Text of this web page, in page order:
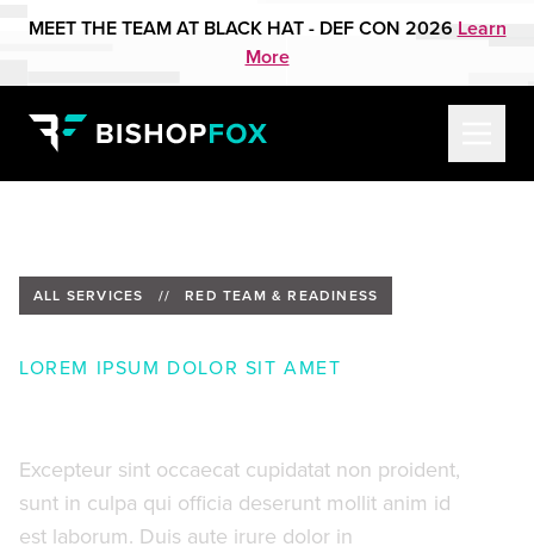
MEET THE TEAM AT BLACK HAT - DEF CON 2026 Learn
More
ALL SERVICES // RED TEAM & READINESS
LOREM IPSUM DOLOR SIT AMET
Excepteur sint occaecat cupidatat non proident,
sunt in culpa qui officia deserunt mollit anim id
est laborum. Duis aute irure dolor in